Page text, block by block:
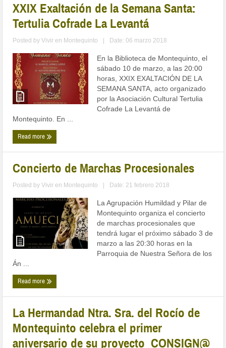
XXIX Exaltación de la Semana Santa:
Tertulia Cofrade La Levantá
Posted byVivir en Montequinto Date: 06 marzo 2018
En la Biblioteca de Montequinto, el
sábado 10 de marzo, a las 20:00
horas, XXIX EXALTACIÓN DE LA
SEMANA SANTA, acto organizado
por la Asociación Cultural Tertulia
Cofrade La Levantá de
Montequinto. En ...
Read more
Concierto de Marchas Procesionales
Posted byVivir en Montequinto Date: 21 febrero 2018
La Agrupación Humildad y Pilar de
Montequinto organiza el concierto
de marchas procesionales que
tendrá lugar el próximo sábado 3 de
marzo a las 20:30 horas en la
Parroquia de Nuestra Señora de los
Án ...
Read more
La Hermandad Ntra. Sra. del Rocío de
Montequinto celebra el primer
aniversario de su proyecto CONSIGN@